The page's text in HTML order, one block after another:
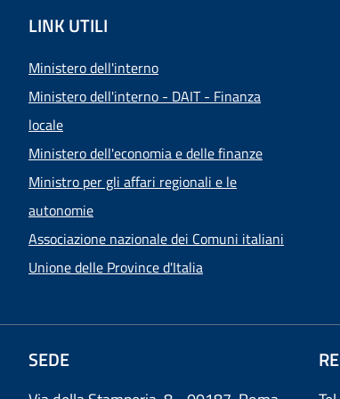
LINK UTILI
Ministero dell'interno
Ministero dell'interno - DAIT - Finanza
locale
Ministero dell'economia e delle finanze
Ministro per gli affari regionali e le
autonomie
Associazione nazionale dei Comuni italiani
Unione delle Province d'Italia
SEDE